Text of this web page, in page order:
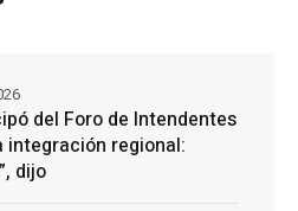
del Foro de Intendentes
integración regional:
dijo